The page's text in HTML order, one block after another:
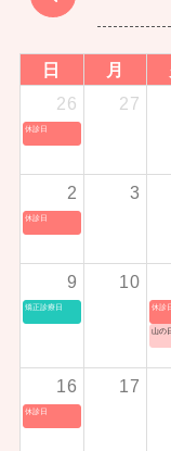
日 月
26
休診日
27
2
休診日
3
9
矯正診療日
10
休診日
山の日
16
休診日
17